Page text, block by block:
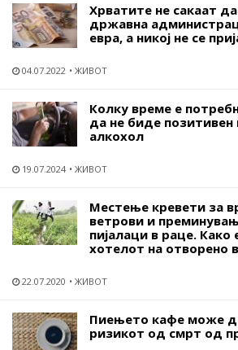
Хрватите не сакаат
државна
евра, а никој не се
04.07.2022 ЖИВОТ
Колку време е
да не биде
алкохол
19.07.2024 ЖИВОТ
Местење кревети за
ветрови и
пијалаци в раце. Како
хотелот на отворено
22.07.2020 ЖИВОТ
Пиењето кафе може
ризикот од смрт од